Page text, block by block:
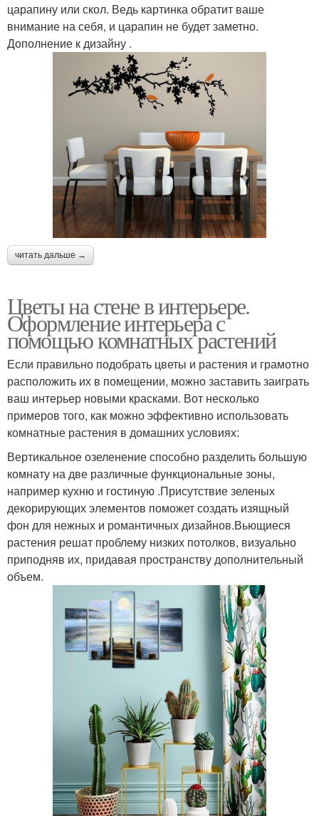
царапину или скол. Ведь картинка обратит ваше
внимание на себя, и царапин не будет заметно.
Дополнение к дизайну .
читать дальше →
Цветы на стене в интерьере.
Оформление интерьера с
помощью комнатных растений
Если правильно подобрать цветы и растения и грамотно
расположить их в помещении, можно заставить заиграть
ваш интерьер новыми красками. Вот несколько
примеров того, как можно эффективно использовать
комнатные растения в домашних условиях:
Вертикальное озеленение способно разделить большую
комнату на две различные функциональные зоны,
например кухню и гостиную .Присутствие зеленых
декорирующих элементов поможет создать изящный
фон для нежных и романтичных дизайнов.Вьющиеся
растения решат проблему низких потолков, визуально
приподняв их, придавая пространству дополнительный
объем.